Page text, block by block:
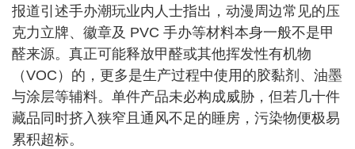
报道引述手办潮玩业内人士指出，动漫周边常见的压
克力立牌、徽章及 PVC 手办等材料本身一般不是甲
醛来源。真正可能释放甲醛或其他挥发性有机物
（VOC）的，更多是生产过程中使用的胶黏剂、油墨
与涂层等辅料。单件产品未必构成威胁，但若几十件
藏品同时挤入狭窄且通风不足的睡房，污染物便极易
累积超标。